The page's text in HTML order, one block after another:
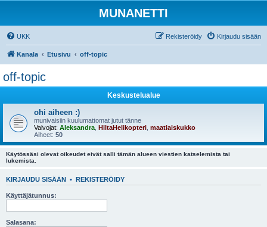
MUNANETTI
UKK Kirjaudu sisään
Rekisteröidy
Kanala Etusivu off-topic
off-topic
Keskustelualue
ohi aiheen :)
munivaisiin kuulumattomat jutut tänne
Valvojat: Aleksandra HiltaHelikopteri maatiaiskukko
Aiheet: 50
Käytössäsi olevat oikeudet eivät salli tämän alueen viestien katselemista tai
lukemista.
KIRJAUDU SISÄÄN • REKISTERÖIDY
Käyttäjätunnus:
Salasana: